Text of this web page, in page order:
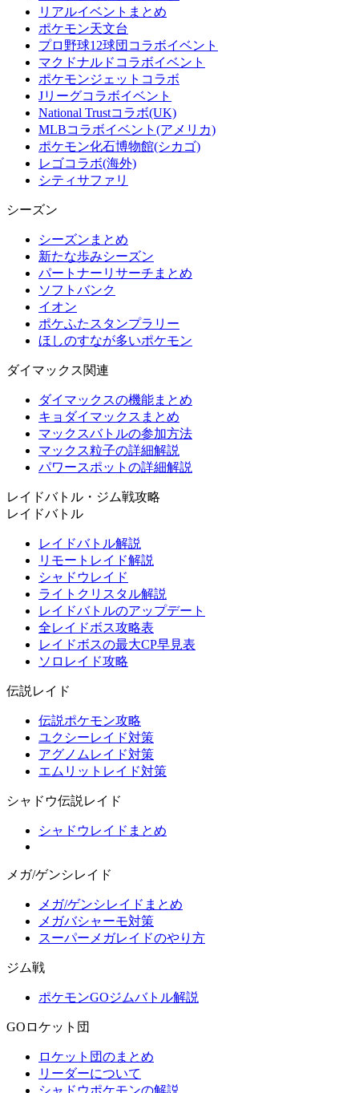
リアルイベントまとめ
ポケモン天文台
プロ野球12球団コラボイベント
マクドナルドコラボイベント
ポケモンジェットコラボ
Jリーグコラボイベント
National Trustコラボ(UK)
MLBコラボイベント(アメリカ)
ポケモン化石博物館(シカゴ)
レゴコラボ(海外)
シティサファリ
シーズン
シーズンまとめ
新たな歩みシーズン
パートナーリサーチまとめ
ソフトバンク
イオン
ポケふたスタンプラリー
ほしのすなが多いポケモン
ダイマックス関連
ダイマックスの機能まとめ
キョダイマックスまとめ
マックスバトルの参加方法
マックス粒子の詳細解説
パワースポットの詳細解説
レイドバトル・ジム戦攻略
レイドバトル
レイドバトル解説
リモートレイド解説
シャドウレイド
ライトクリスタル解説
レイドバトルのアップデート
全レイドボス攻略表
レイドボスの最大CP早見表
ソロレイド攻略
伝説レイド
伝説ポケモン攻略
ユクシーレイド対策
アグノムレイド対策
エムリットレイド対策
シャドウ伝説レイド
シャドウレイドまとめ
メガ/ゲンシレイド
メガ/ゲンシレイドまとめ
メガバシャーモ対策
スーパーメガレイドのやり方
ジム戦
ポケモンGOジムバトル解説
GOロケット団
ロケット団のまとめ
リーダーについて
シャドウポケモンの解説